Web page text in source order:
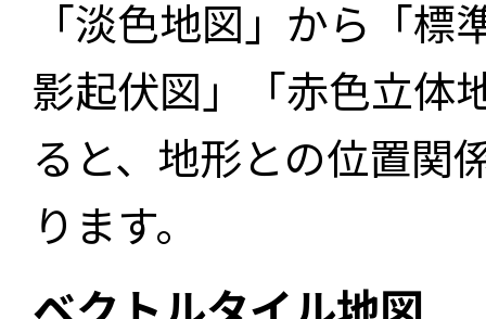
「淡色地図」から「
影起伏図」「赤色立体
ると、地形との位置関
ります。